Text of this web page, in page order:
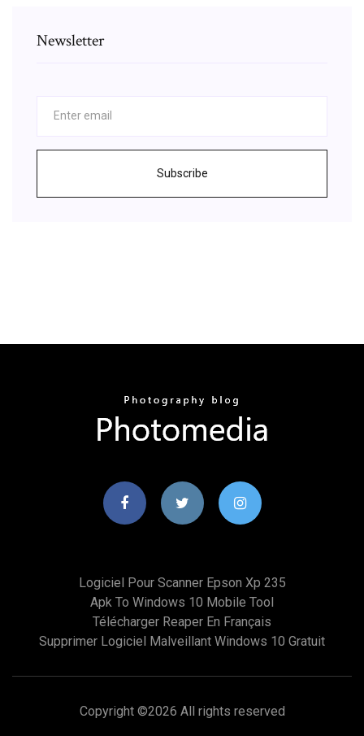
Newsletter
Subscribe
Logiciel Pour Scanner Epson Xp 235
Apk To Windows 10 Mobile Tool
Télécharger Reaper En Français
Supprimer Logiciel Malveillant Windows 10 Gratuit
Copyright ©2026 All rights reserved